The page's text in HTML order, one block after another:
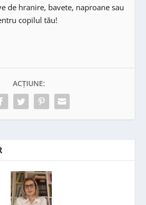
de hranire, bavete, naproane sau
copilul tău!
ACȚIUNE: